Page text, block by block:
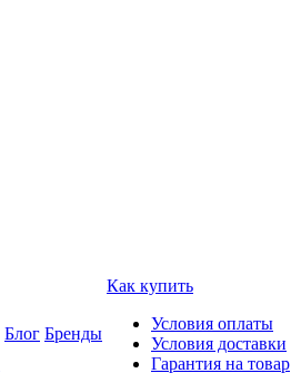
Блог Бренды
Как купить
Условия оплаты
Условия доставки
Гарантия на товар